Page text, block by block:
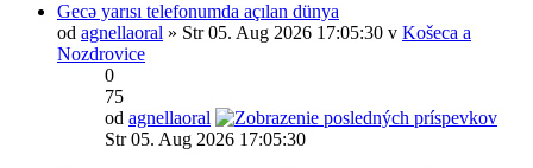
Gecə yarısı telefonumda açılan dünya
od agnellaoral » Str 05. Aug 2026 17:05:30 v Košeca a
Nozdrovice
0
75
od agnellaoral
Str 05. Aug 2026 17:05:30